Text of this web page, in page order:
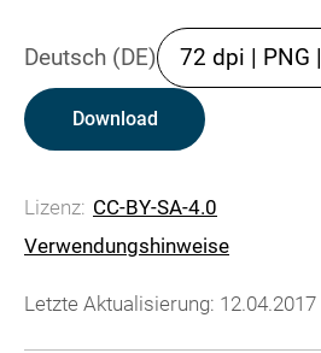
Deutsch (DE) 72 dpi | PNG |
Download
Lizenz: CC-BY-SA-4.0
Verwendungshinweise
Letzte Aktualisierung: 12.04.2017